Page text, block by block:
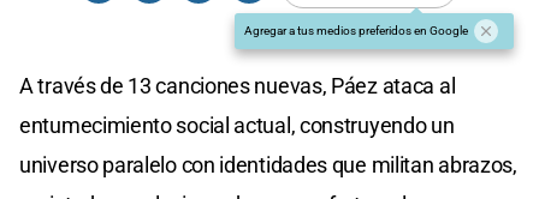
Agregar a tus medios preferidos en Google
A través de 13 canciones nuevas, Páez ataca al
entumecimiento social actual, construyendo un
universo paralelo con identidades que militan abrazos,